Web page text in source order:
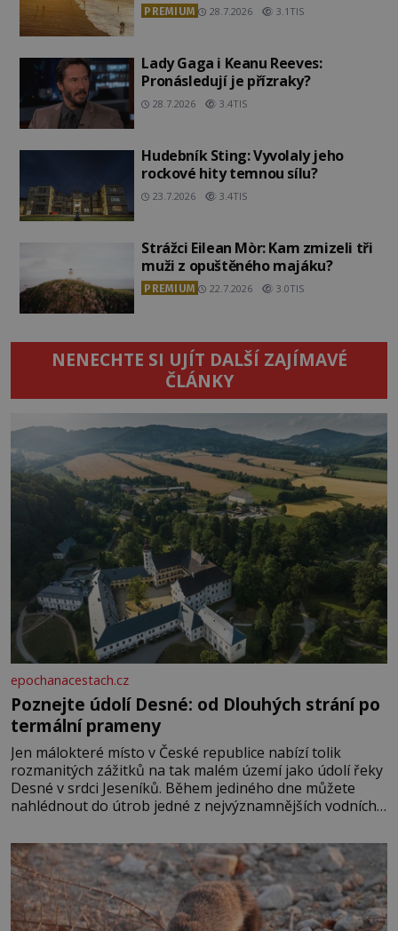
PREMIUM 28.7.2026 3.1TIS
Lady Gaga i Keanu Reeves:
Pronásledují je přízraky?
28.7.2026 3.4TIS
Hudebník Sting: Vyvolaly jeho
rockové hity temnou sílu?
23.7.2026 3.4TIS
Strážci Eilean Mòr: Kam zmizeli tři
muži z opuštěného majáku?
PREMIUM 22.7.2026 3.0TIS
NENECHTE SI UJÍT DALŠÍ ZAJÍMAVÉ
ČLÁNKY
epochanacestach.cz
Poznejte údolí Desné: od Dlouhých strání po
termální prameny
Jen málokteré místo v České republice nabízí tolik
rozmanitých zážitků na tak malém území jako údolí řeky
Desné v srdci Jeseníků. Během jediného dne můžete
nahlédnout do útrob jedné z nejvýznamnějších vodních
se na koloběžce a den zakončit poznáváním památek ve
Velkých Losinách nebo v termálním